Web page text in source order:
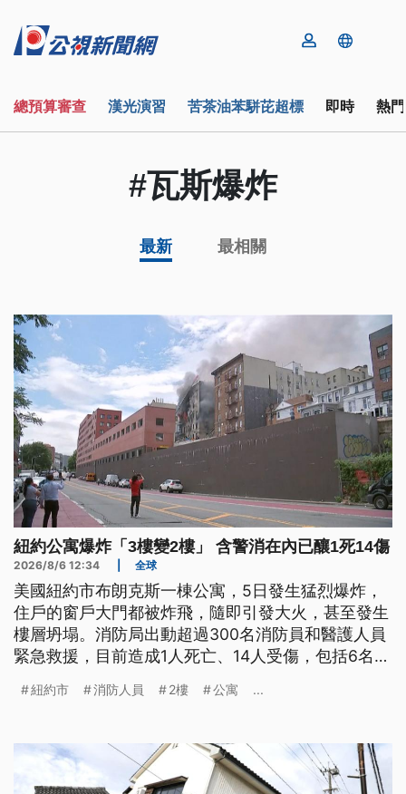
總預算審查 漢光演習 苦茶油苯駢芘超標 即時 熱
#瓦斯爆炸
最新 最相關
紐約公寓爆炸「3樓變2樓」 含警消在內已釀1死14傷
2026/8/6 12:34 全球
美國紐約市布朗克斯一棟公寓，5日發生猛烈爆炸，
住戶的窗戶大門都被炸飛，隨即引發大火，甚至發生
樓層坍塌。消防局出動超過300名消防員和醫護人員
緊急救援，目前造成1人死亡、14人受傷，包括6名消
仍在調查中。
紐約市 消防人員 2樓 公寓 ...